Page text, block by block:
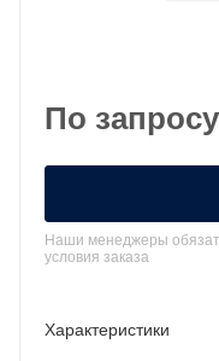
По запросу
Наши менеджеры
условия заказа
Характеристики